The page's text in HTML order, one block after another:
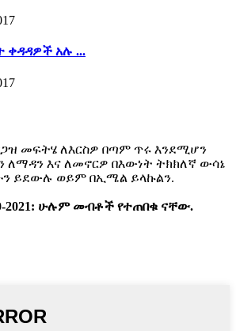
ቀዳዳዎች አሉ ...
መፍትሄ ለእርስዎ በጣም ጥሩ እንደሚሆን
ለማዳን እና ለመኖርዎ በእውነት ትክክለኛ ውሳኔ
ይደውሉ ወይም በኢሜል ይላኩልን.
2021: ሁሉም መብቶች የተጠበቁ ናቸው.